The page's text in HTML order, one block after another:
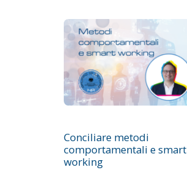
Conciliare metodi
comportamentali e smart
working